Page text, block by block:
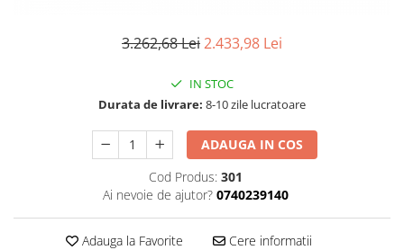
3.262,68 Lei2.433,98 Lei
IN STOC
Durata de livrare: 8-10 zile lucratoare
ADAUGA IN COS
Cod Produs: 301
Ai nevoie de ajutor? 0740239140
Adauga la Favorite Cere informatii